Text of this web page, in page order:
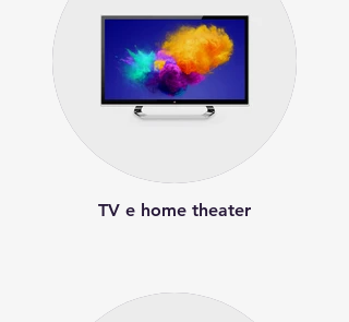
TV e home theater